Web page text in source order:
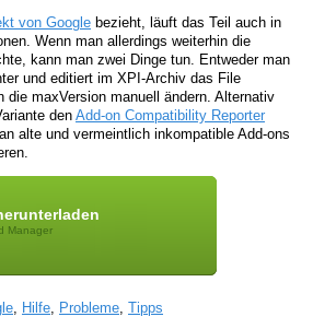
von Google bezieht, läuft das Teil auch in
Wenn man allerdings weiterhin die
kann man zwei Dinge tun. Entweder man
und editiert im XPI-Archiv das File
maxVersion manuell ändern. Alternativ
den Add-on Compatibility Reporter
alte und vermeintlich inkompatible Add-ons
Manager
Hilfe Probleme Tipps